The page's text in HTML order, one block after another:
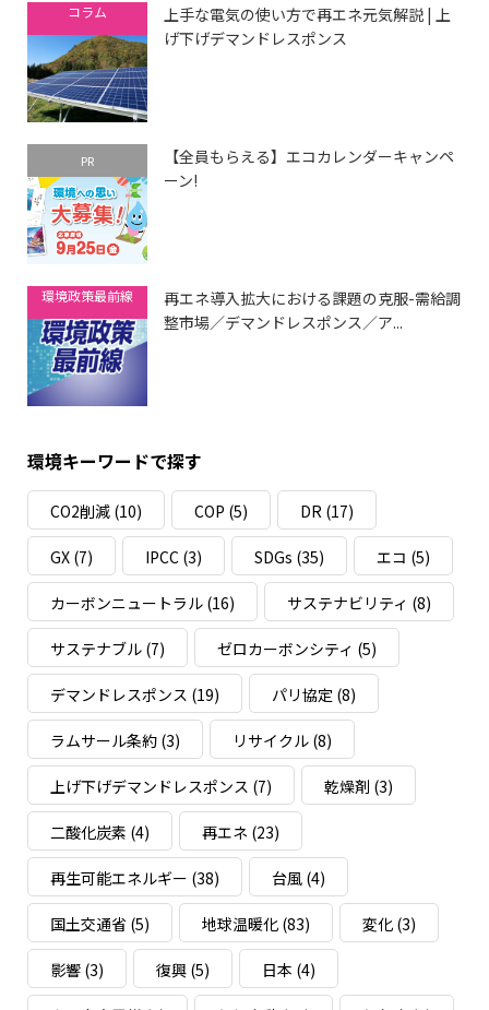
コラム
上手な電気の使い方で再エネ元気解説 | 上
げ下げデマンドレスポンス
PR
【全員もらえる】エコカレンダーキャンペ
ーン!
環境政策最前線
再エネ導入拡大における課題の克服-需給調
整市場／デマンドレスポンス／ア...
環境キーワードで探す
CO2削減(10) COP (5) DR (17)
GX(7) IPCC(3) SDGs (35) エコ (5)
カーボンニュートラル(16) サステナビリティ (8)
サステナブル(7) ゼロカーボンシティ (5)
デマンドレスポンス (19) パリ協定 (8)
ラムサール条約(3) リサイクル(8)
上げ下げデマンドレスポンス (7) 乾燥剤 (3)
二酸化炭素 (4) 再エネ (23)
再生可能エネルギー (38) 台風(4)
国土交通省(5) 地球温暖化(83) 変化(3)
影響(3) 復興(5) 日本 (4)